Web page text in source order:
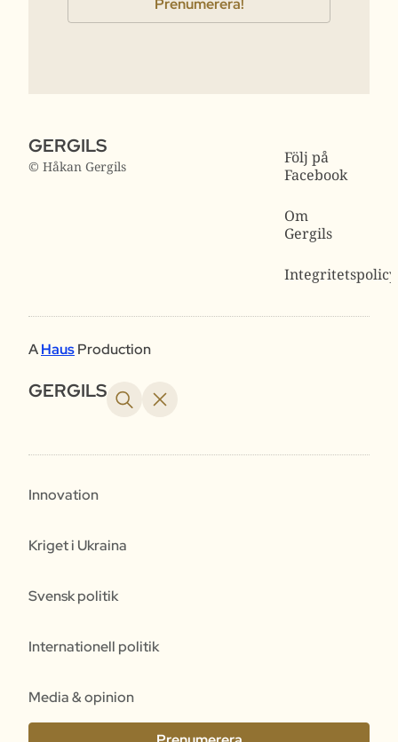
GERGILS
© Håkan Gergils
Följ på
Facebook
Om
Gergils
Integritetspolicy
AHausProduction
GERGILS
Innovation
Kriget i Ukraina
Svensk politik
Internationell politik
Media & opinion